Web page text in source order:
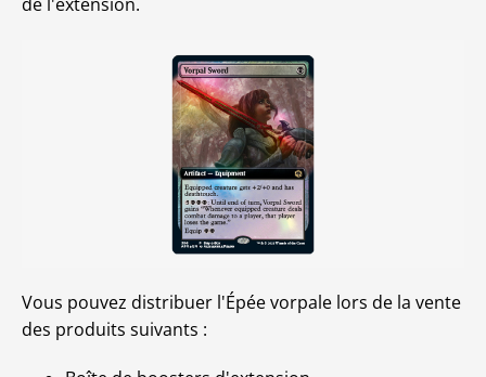
de l'extension.
Vous pouvez distribuer l'Épée vorpale lors de la vente
des produits suivants :